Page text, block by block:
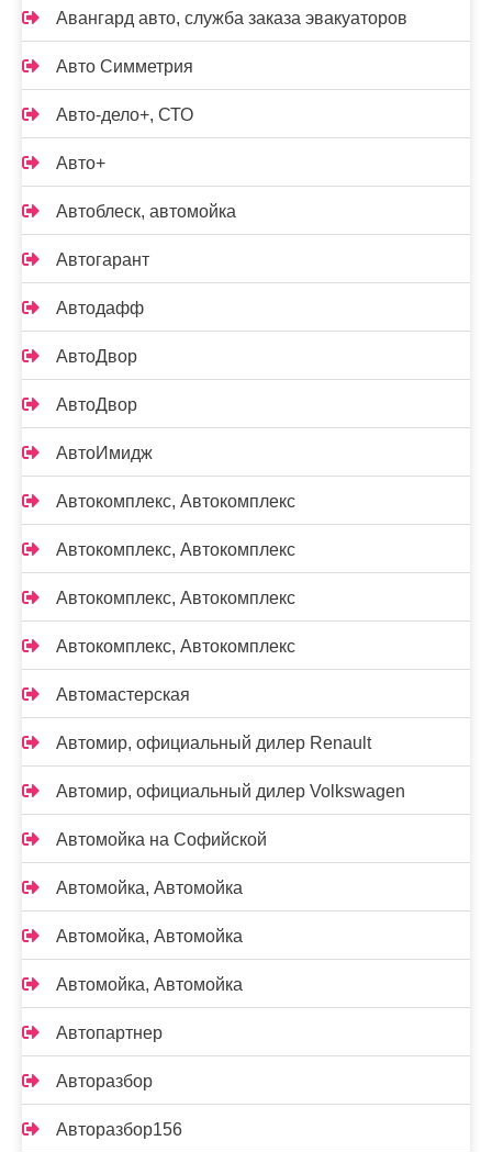
Авангард авто, служба заказа эвакуаторов
Авто Симметрия
Авто-дело+, СТО
Авто+
Автоблеск, автомойка
Автогарант
Автодафф
АвтоДвор
АвтоДвор
АвтоИмидж
Автокомплекс, Автокомплекс
Автокомплекс, Автокомплекс
Автокомплекс, Автокомплекс
Автокомплекс, Автокомплекс
Автомастерская
Автомир, официальный дилер Renault
Автомир, официальный дилер Volkswagen
Автомойка на Софийской
Автомойка, Автомойка
Автомойка, Автомойка
Автомойка, Автомойка
Автопартнер
Авторазбор
Авторазбор156